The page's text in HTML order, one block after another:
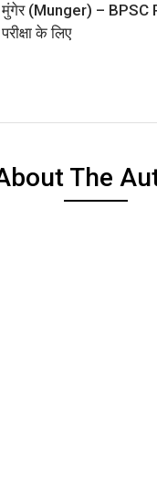
मुंगेर (Munger) – BPSC
परीक्षा के लिए
The